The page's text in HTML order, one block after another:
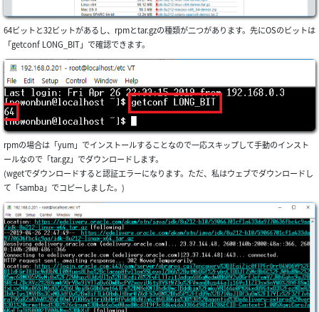
64ビットと32ビットがあるし、rpmとtar.gzの種類が二つがあります。先にOSのビットは
「getconf LONG_BIT」で確認できます。
rpmの場合は「yum」でインストールすることなので一応スキップして手動のインスト
ールなので「tar.gz」でダウンロードします。
(wgetでダウンロードすると認証エラーになります。ただ、私はウェブでダウンロードし
て「samba」でコピーしました。)